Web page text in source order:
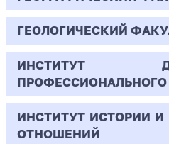
Очная | Бакалавр
Всего бюджетных мест -
Бюджет/
Общие места
Профиль:
Биология
Очная | Бакалавр
Всего бюджетных мест -
Бюджет/Общие места
05.03.02
География
Очная | Бакалавр
Всего бюджетных мест -
ГЕОЛОГИЧЕСКИЙ
05.03.01
Геология
Очная | Бакалавр
ИНСТИТУТ
ПРОФЕССИОНАЛЬНОГО
38.03.02
ИНСТИТУТ ИСТОРИИ
ОТНОШЕНИЙ